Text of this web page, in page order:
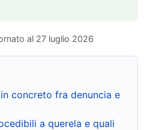
al 27 luglio 2026
concreto fra denuncia e
a querela e quali